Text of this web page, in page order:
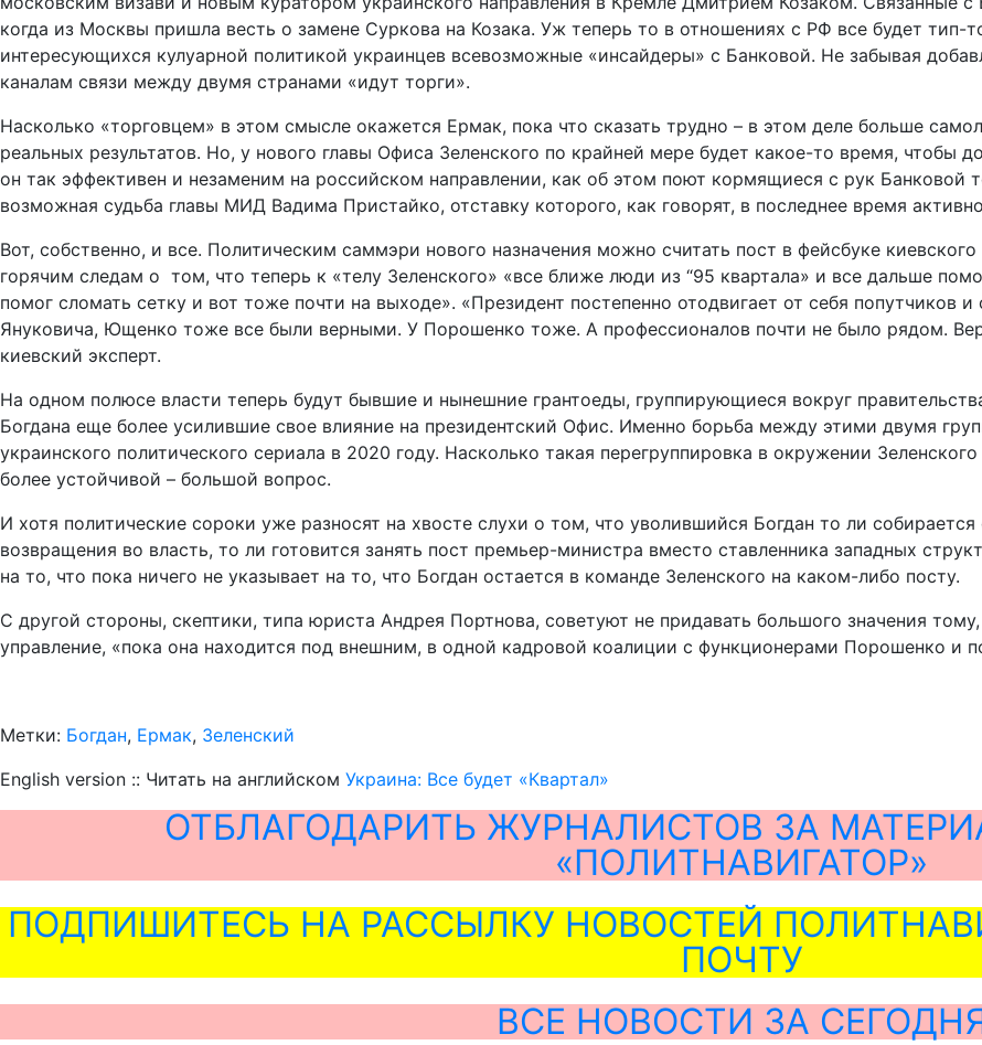
когда из Москвы пришла весть о замене Суркова на Козака. Уж теперь то в отношениях с РФ все будет
интересующихся кулуарной политикой украинцев всевозможные «инсайдеры» с Банковой. Не забывая
каналам связи между двумя странами «идут торги».
Насколько «торговцем» в этом смысле окажется Ермак, пока что сказать трудно – в этом деле больше
реальных результатов. Но, у нового главы Офиса Зеленского по крайней мере будет какое-то время, чтобы
он так эффективен и незаменим на российском направлении, как об этом поют кормящиеся с рук Банковой
возможная судьба главы МИД Вадима Пристайко, отставку которого, как говорят, в последнее время
Вот, собственно, и все. Политическим саммэри нового назначения можно считать пост в фейсбуке
горячим следам о том, что теперь к «телу Зеленского» «все ближе люди из “95 квартала» и все дальше
помог сломать сетку и вот тоже почти на выходе». «Президент постепенно отодвигает от себя
Януковича, Ющенко тоже все были верными. У Порошенко тоже. А профессионалов почти не было рядом.
киевский эксперт.
На одном полюсе власти теперь будут бывшие и нынешние грантоеды, группирующиеся вокруг
Богдана еще более усилившие свое влияние на президентский Офис. Именно борьба между этими двумя
украинского политического сериала в 2020 году. Насколько такая перегруппировка в окружении
более устойчивой – большой вопрос.
И хотя политические сороки уже разносят на хвосте слухи о том, что уволившийся Богдан то ли
возвращения во власть, то ли готовится занять пост премьер-министра вместо ставленника западных
на то, что пока ничего не указывает на то, что Богдан остается в команде Зеленского на каком-либо посту.
С другой стороны, скептики, типа юриста Андрея Портнова, советуют не придавать большого значения
управление, «пока она находится под внешним, в одной кадровой коалиции с функционерами Порошенко и
Метки: Богдан, Ермак, Зеленский
English version :: Читать на английском Украина: Все будет «Квартал»
ОТБЛАГОДАРИТЬ ЖУРНАЛИСТОВ ЗА
«ПОЛИТНАВИГАТОР»
ПОДПИШИТЕСЬ НА РАССЫЛКУ НОВОСТЕЙ
ПОЧТУ
ВСЕ НОВОСТИ ЗА